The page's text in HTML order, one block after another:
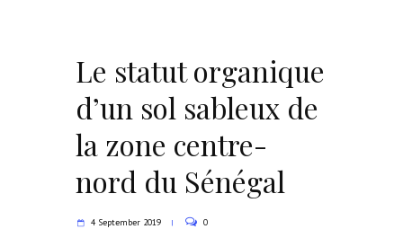
Le statut organique
d’un sol sableux de
la zone centre-
nord du Sénégal
4 September 2019 0